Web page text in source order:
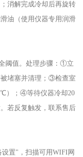
消解完成冷却后再旋转
油（使用仪器专用润滑
阈值。处理步骤：①立
堵塞并清理；③检查室
）；④等待仪器冷却20
若反复触发，联系售后
置"，扫描可用WIFI网